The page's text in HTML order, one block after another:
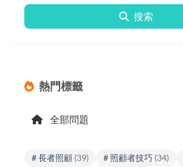
搜索
熱門標籤
全部問題
# 長者照顧 (39) # 照顧者技巧 (34)